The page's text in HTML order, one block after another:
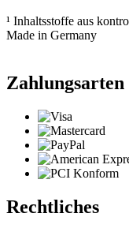
¹ Inhaltsstoffe aus
Made in Germany
Zahlungsarten
Rechtliches